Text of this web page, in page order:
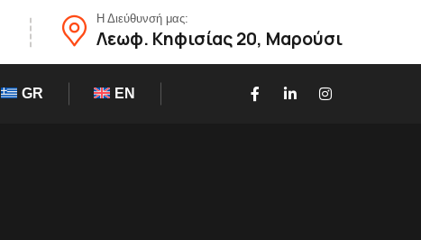
Η Διεύθυνσή μας:
Λεωφ. Κηφισίας 20, Μαρούσι
GR EN